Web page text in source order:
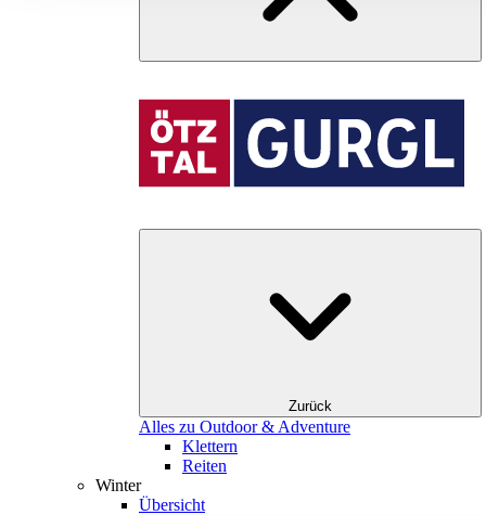
Zurück
Alles zu Outdoor & Adventure
Klettern
Reiten
Winter
Übersicht